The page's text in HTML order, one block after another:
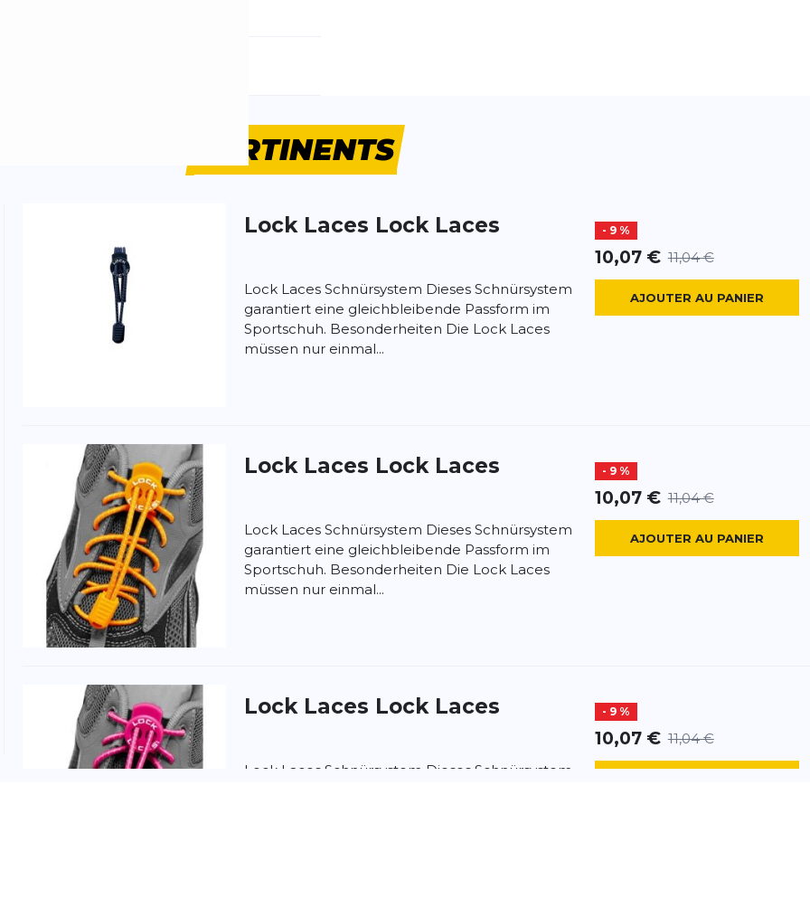
la politique de confidentialité etles conditions
PERTINENTS
Lock Laces Lock Laces - 9 %
10,07 € 11,04 €
Lock Laces Schnürsystem Dieses Schnürsystem
garantiert eine gleichbleibende Passform im
Sportschuh. Besonderheiten Die Lock Laces
müssen nur einmal...
AJOUTER AU PANIER
Lock Laces Lock Laces - 9 %
10,07 € 11,04 €
Lock Laces Schnürsystem Dieses Schnürsystem
garantiert eine gleichbleibende Passform im
Sportschuh. Besonderheiten Die Lock Laces
müssen nur einmal...
AJOUTER AU PANIER
Lock Laces Lock Laces - 9 %
10,07 € 11,04 €
Lock Laces Schnürsystem Dieses Schnürsystem